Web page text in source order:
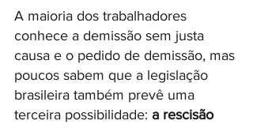
A maioria dos trabalhadores
conhece a demissão sem justa
causa e o pedido de demissão, mas
poucos sabem que a legislação
brasileira também prevê uma
terceira possibilidade: a rescisão